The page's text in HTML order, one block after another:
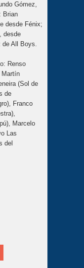
Gómez,
Brian
desde Fénix;
desde
de All Boys.
Renso
Martín
(Sol de
de
Franco
Marcelo
Las
del